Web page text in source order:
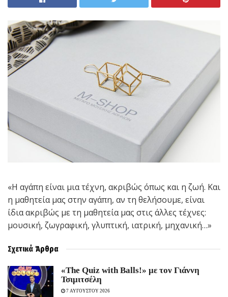
«Η αγάπη είναι μια τέχνη, ακριβώς όπως και η ζωή. Και
η μαθητεία μας στην αγάπη, αν τη θελήσουμε, είναι
ίδια ακριβώς με τη μαθητεία μας στις άλλες τέχνες:
μουσική, ζωγραφική, γλυπτική, ιατρική, μηχανική…»
Σχετικά Άρθρα
«The Quiz with Balls!» με τον Γιάννη
Τσιμιτσέλη
7 ΑΥΓΟΥΣΤΟΥ 2026